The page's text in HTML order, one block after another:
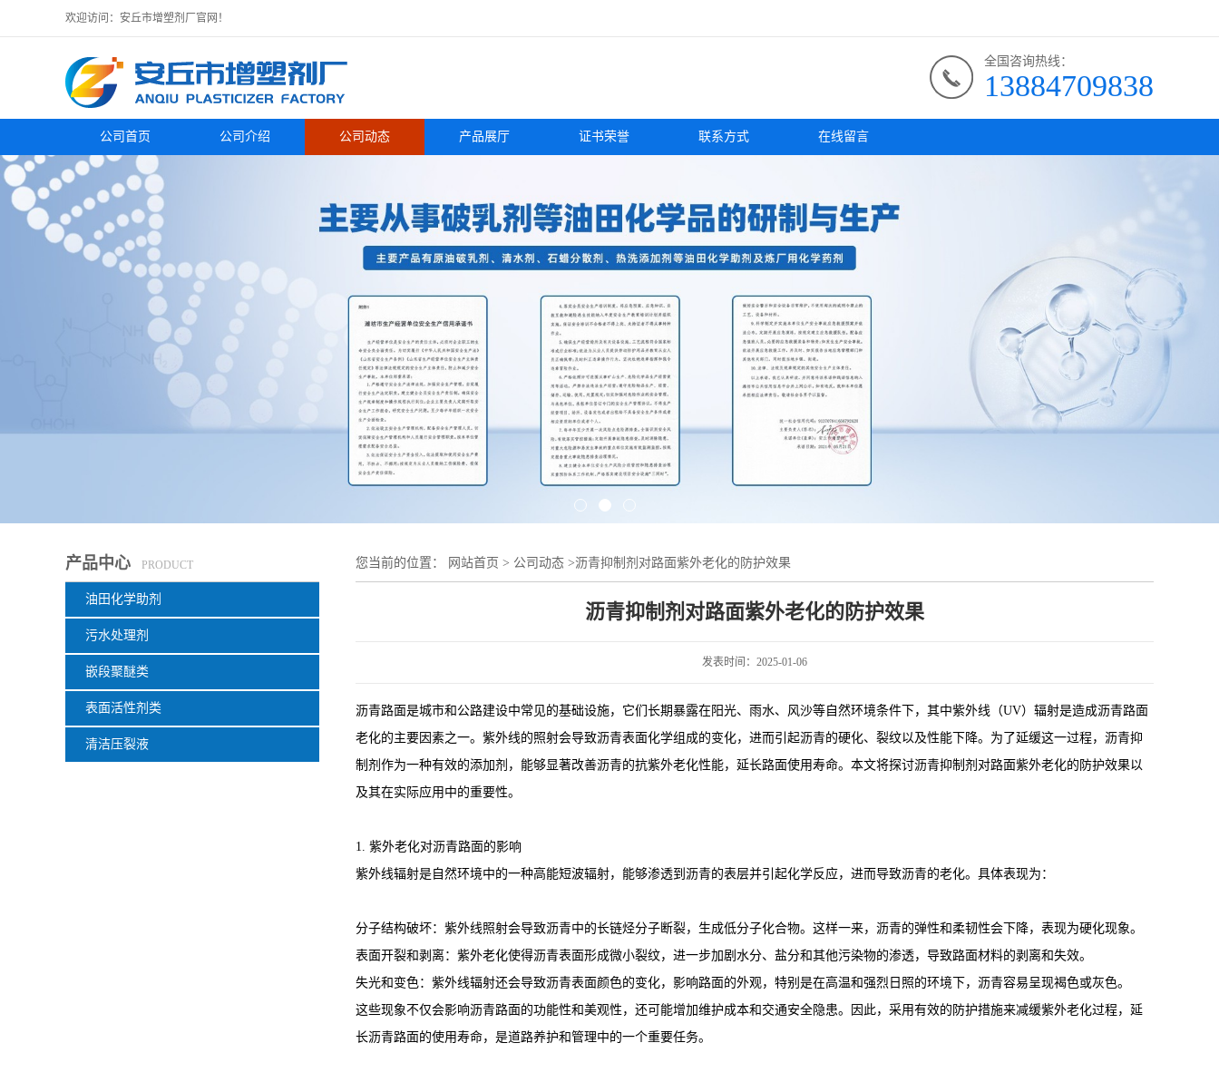
欢迎访问：安丘市增塑剂厂官网！
全国咨询热线：
13884709838
公司首页 公司介绍 公司动态 产品展厅 证书荣誉 联系方式 在线留言
产品中心 PRODUCT
油田化学助剂
污水处理剂
嵌段聚醚类
表面活性剂类
清洁压裂液
您当前的位置： 网站首页 > 公司动态 >沥青抑制剂对路面紫外老化的防护效果
沥青抑制剂对路面紫外老化的防护效果
发表时间：2025-01-06
沥青路面是城市和公路建设中常见的基础设施，它们长期暴露在阳光、雨水、风沙等自然环境条件下，其中紫外线（UV）辐射是造成沥青路面
老化的主要因素之一。紫外线的照射会导致沥青表面化学组成的变化，进而引起沥青的硬化、裂纹以及性能下降。为了延缓这一过程，沥青抑
制剂作为一种有效的添加剂，能够显著改善沥青的抗紫外老化性能，延长路面使用寿命。本文将探讨沥青抑制剂对路面紫外老化的防护效果以
及其在实际应用中的重要性。
1. 紫外老化对沥青路面的影响
紫外线辐射是自然环境中的一种高能短波辐射，能够渗透到沥青的表层并引起化学反应，进而导致沥青的老化。具体表现为：
分子结构破坏：紫外线照射会导致沥青中的长链烃分子断裂，生成低分子化合物。这样一来，沥青的弹性和柔韧性会下降，表现为硬化现象。
表面开裂和剥离：紫外老化使得沥青表面形成微小裂纹，进一步加剧水分、盐分和其他污染物的渗透，导致路面材料的剥离和失效。
失光和变色：紫外线辐射还会导致沥青表面颜色的变化，影响路面的外观，特别是在高温和强烈日照的环境下，沥青容易呈现褐色或灰色。
这些现象不仅会影响沥青路面的功能性和美观性，还可能增加维护成本和交通安全隐患。因此，采用有效的防护措施来减缓紫外老化过程，延
长沥青路面的使用寿命，是道路养护和管理中的一个重要任务。